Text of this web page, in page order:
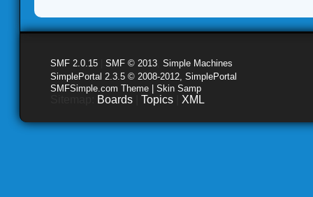
SMF 2.0.15 SMF © 2013 Simple Machines
SimplePortal 2.3.5 © 2008-2012, SimplePortal
SMFSimple.com Theme | Skin Samp
Boards Topics XML